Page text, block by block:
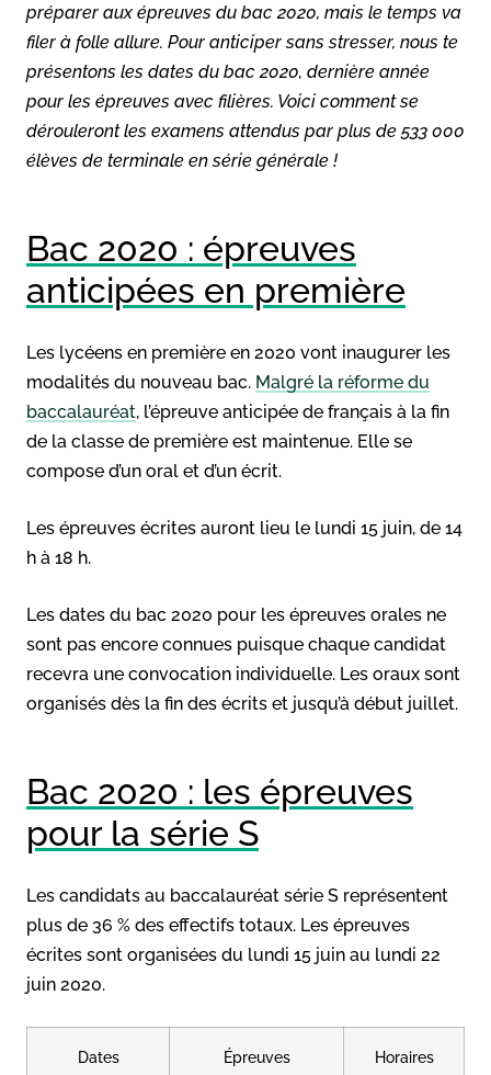
préparer aux épreuves du bac 2020, mais le temps va
filer à folle allure. Pour anticiper sans stresser, nous te
présentons les dates du bac 2020, dernière année
pour les épreuves avec filières. Voici comment se
dérouleront les examens attendus par plus de 533 000
élèves de terminale en série générale !
Bac 2020 : épreuves
anticipées en première
Les lycéens en première en 2020 vont inaugurer les
modalités du nouveau bac. Malgré la réforme du
baccalauréat, l’épreuve anticipée de français à la fin
de la classe de première est maintenue. Elle se
compose d’un oral et d’un écrit.
Les épreuves écrites auront lieu le lundi 15 juin, de 14
h à 18 h.
Les dates du bac 2020 pour les épreuves orales ne
sont pas encore connues puisque chaque candidat
recevra une convocation individuelle. Les oraux sont
organisés dès la fin des écrits et jusqu’à début juillet.
Bac 2020 : les épreuves
pour la série S
Les candidats au baccalauréat série S représentent
plus de 36 % des effectifs totaux. Les épreuves
écrites sont organisées du lundi 15 juin au lundi 22
juin 2020.
Dates Épreuves Horaires